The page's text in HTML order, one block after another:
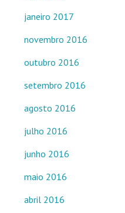
janeiro 2017
novembro 2016
outubro 2016
setembro 2016
agosto 2016
julho 2016
junho 2016
maio 2016
abril 2016